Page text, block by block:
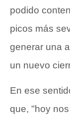
podido
picos más
generar una
un nuevo
En ese
que, "hoy